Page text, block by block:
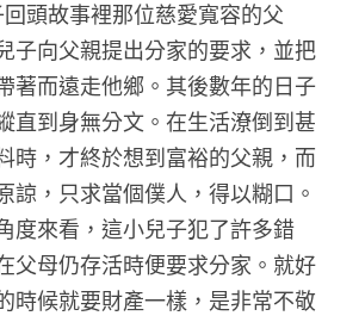
回頭故事裡那位慈愛寬容的父
子向父親提出分家的要求，並把
著而遠走他鄉。其後數年的日子
直到身無分文。在生活潦倒到甚
時，才終於想到富裕的父親，而
諒，只求當個僕人，得以糊口。
度來看，這小兒子犯了許多錯
父母仍存活時便要求分家。就好
時候就要財產一樣，是非常不敬